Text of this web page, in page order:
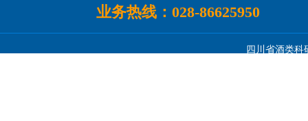
四川省酒类科
业务热线： 028-86625950